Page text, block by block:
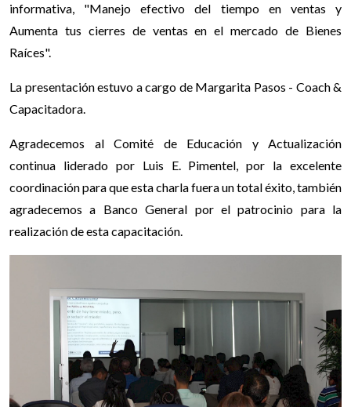
informativa, "Manejo efectivo del tiempo en ventas y
Aumenta tus cierres de ventas en el mercado de Bienes
Raíces".
La presentación estuvo a cargo de Margarita Pasos - Coach &
Capacitadora.
Agradecemos al Comité de Educación y Actualización
continua liderado por Luis E. Pimentel, por la excelente
coordinación para que esta charla fuera un total éxito, también
agradecemos a Banco General por el patrocinio para la
realización de esta capacitación.